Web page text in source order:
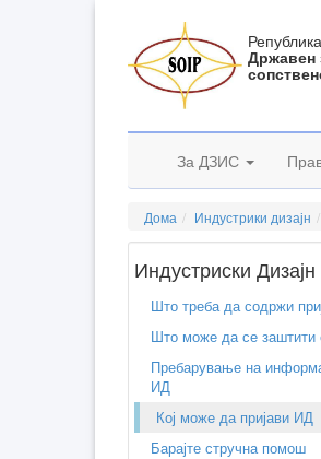
Државен
За ДЗИС
Дома Индустрики дизајн
Индустриски Дизајн
Што треба да содржи
Што може да се
Пребарување на
ИД
Кој може да пријави ИД
Барајте стручна помош